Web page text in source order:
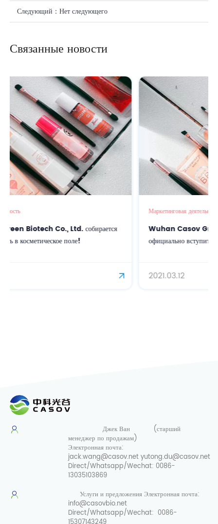
собирается официально вступить в косметическое поле!
Следующий： Нет следующего
Связанные новости
Wuhan Casov Green Biotech Co., Ltd. собирается
официально вступить в косметическое поле!
Джек Ван
(старший
менеджер по продажам)
Электронная почта:
jack.wang@casov.netyutong.du@casov.net
Direct/Whatsapp/Wechat: 0086-
13035103869
Услуги и предложенияЭлектронная почта:
info@casovbio.net
Direct/Whatsapp/Wechat: 0086-